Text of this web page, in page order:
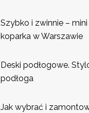
Szybko i zwinnie – mini
koparka w Warszawie
Deski podłogowe.
podłoga
Jak wybrać i